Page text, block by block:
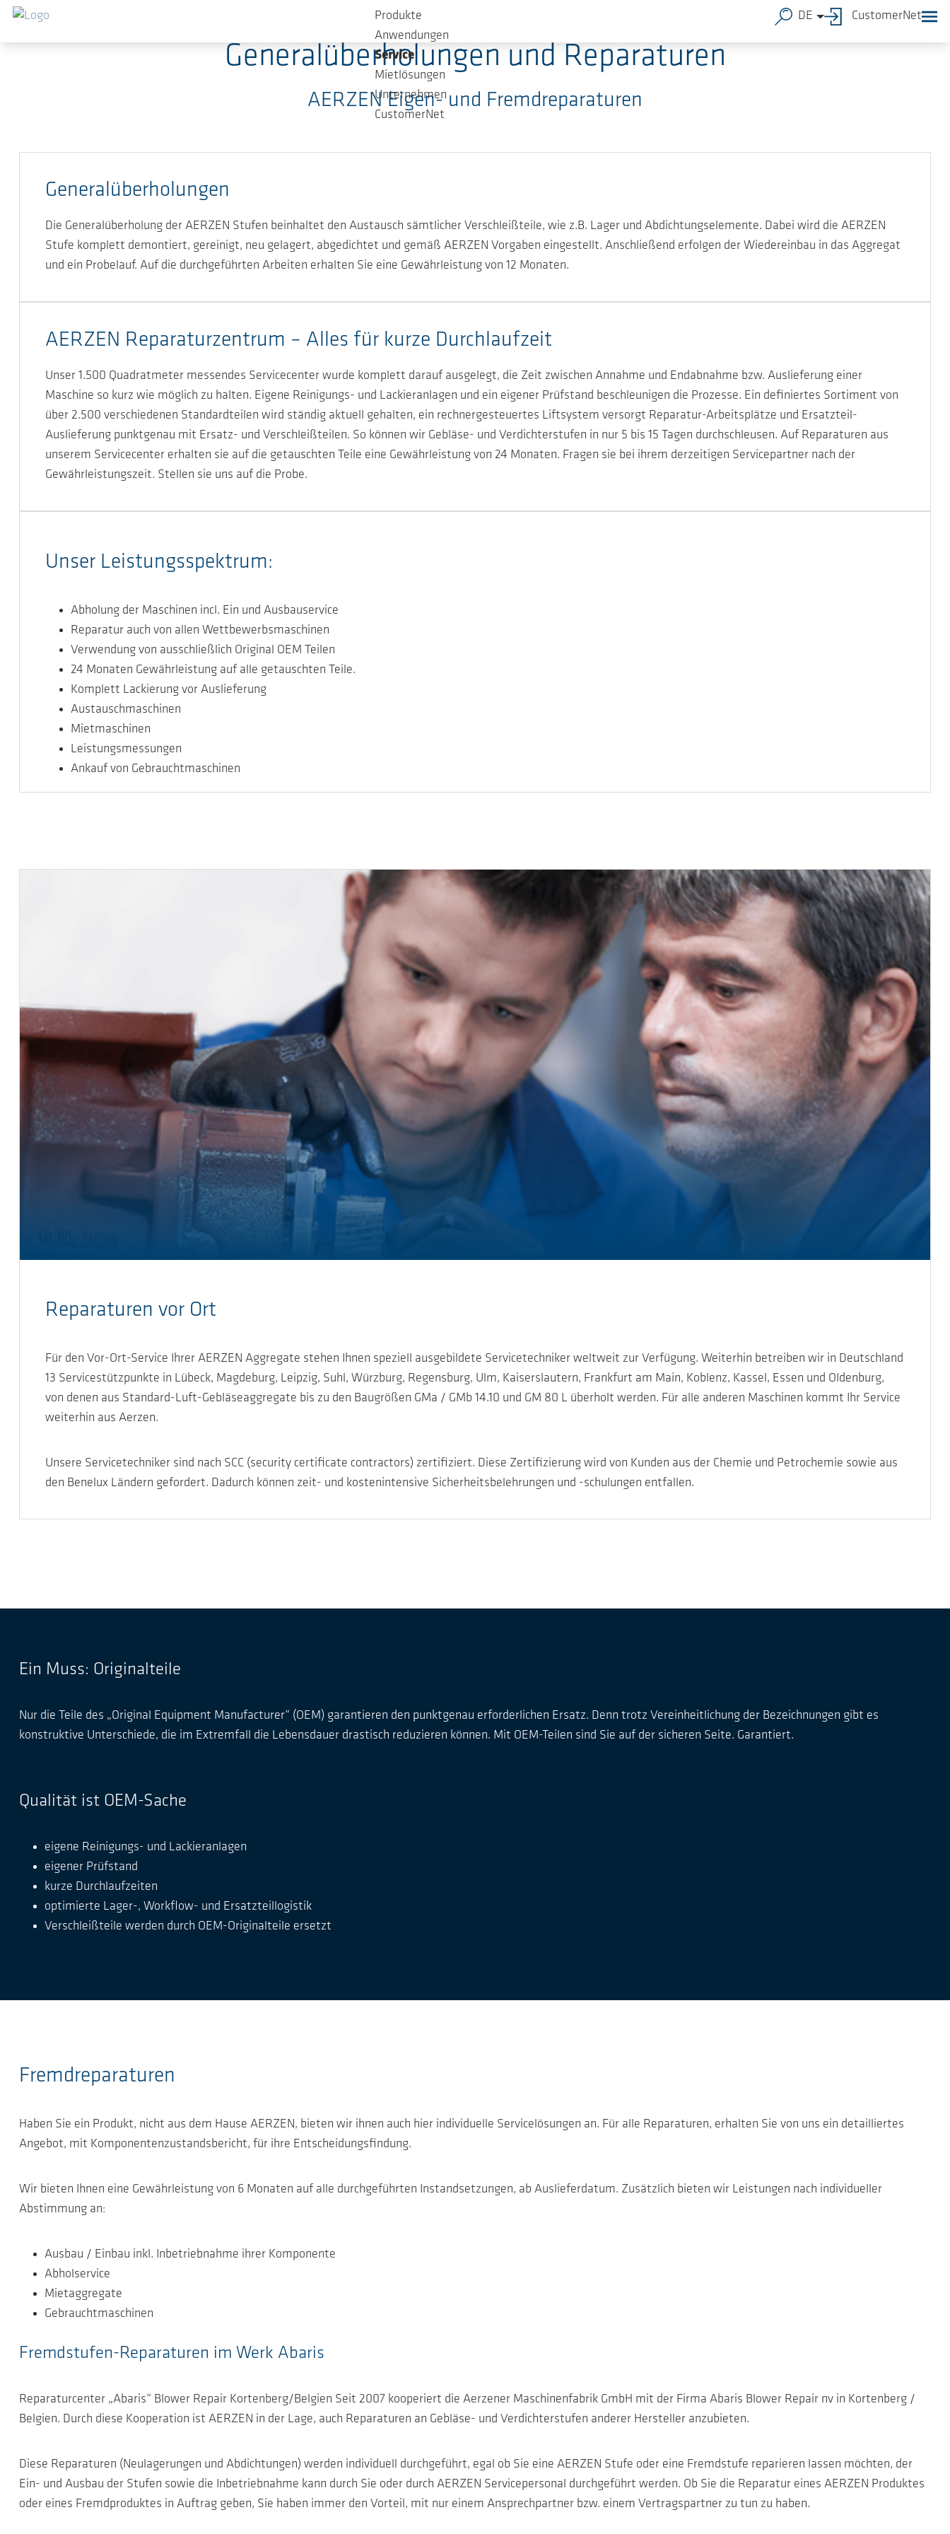
Zum Hauptinhalt springen
Produkte
Anwendungen
Service
Mietlösungen
Unternehmen
CustomerNet
DE CustomerNet
Generalüberholungen und Reparaturen
AERZEN Eigen- und Fremdreparaturen
Generalüberholungen
Die Generalüberholung der AERZEN Stufen beinhaltet den Austausch sämtlicher Verschleißteile, wie z.B. Lager und Abdichtungselemente. Dabei wird die AERZEN
Stufe komplett demontiert, gereinigt, neu gelagert, abgedichtet und gemäß AERZEN Vorgaben eingestellt. Anschließend erfolgen der Wiedereinbau in das Aggregat
und ein Probelauf. Auf die durchgeführten Arbeiten erhalten Sie eine Gewährleistung von 12 Monaten.
AERZEN Reparaturzentrum – Alles für kurze Durchlaufzeit
Unser 1.500 Quadratmeter messendes Servicecenter wurde komplett darauf ausgelegt, die Zeit zwischen Annahme und Endabnahme bzw. Auslieferung einer
Maschine so kurz wie möglich zu halten. Eigene Reinigungs- und Lackieranlagen und ein eigener Prüfstand beschleunigen die Prozesse. Ein definiertes Sortiment von
über 2.500 verschiedenen Standardteilen wird ständig aktuell gehalten, ein rechnergesteuertes Liftsystem versorgt Reparatur-Arbeitsplätze und Ersatzteil-
Auslieferung punktgenau mit Ersatz- und Verschleißteilen. So können wir Gebläse- und Verdichterstufen in nur 5 bis 15 Tagen durchschleusen. Auf Reparaturen aus
unserem Servicecenter erhalten sie auf die getauschten Teile eine Gewährleistung von 24 Monaten. Fragen sie bei ihrem derzeitigen Servicepartner nach der
Gewährleistungszeit. Stellen sie uns auf die Probe.
Unser Leistungsspektrum:
Abholung der Maschinen incl. Ein und Ausbauservice
Reparatur auch von allen Wettbewerbsmaschinen
Verwendung von ausschließlich Original OEM Teilen
24 Monaten Gewährleistung auf alle getauschten Teile.
Komplett Lackierung vor Auslieferung
Austauschmaschinen
Mietmaschinen
Leistungsmessungen
Ankauf von Gebrauchtmaschinen
Reparaturen vor Ort
Für den Vor-Ort-Service Ihrer AERZEN Aggregate stehen Ihnen speziell ausgebildete Servicetechniker weltweit zur Verfügung. Weiterhin betreiben wir in Deutschland
13 Servicestützpunkte in Lübeck, Magdeburg, Leipzig, Suhl, Würzburg, Regensburg, Ulm, Kaiserslautern, Frankfurt am Main, Koblenz, Kassel, Essen und Oldenburg,
von denen aus Standard-Luft-Gebläseaggregate bis zu den Baugrößen GMa / GMb 14.10 und GM 80 L überholt werden. Für alle anderen Maschinen kommt Ihr Service
weiterhin aus Aerzen.
Unsere Servicetechniker sind nach SCC (security certificate contractors) zertifiziert. Diese Zertifizierung wird von Kunden aus der Chemie und Petrochemie sowie aus
den Benelux Ländern gefordert. Dadurch können zeit- und kostenintensive Sicherheitsbelehrungen und -schulungen entfallen.
Ein Muss: Originalteile
Nur die Teile des „Original Equipment Manufacturer“ (OEM) garantieren den punktgenau erforderlichen Ersatz. Denn trotz Vereinheitlichung der Bezeichnungen gibt es
konstruktive Unterschiede, die im Extremfall die Lebensdauer drastisch reduzieren können. Mit OEM-Teilen sind Sie auf der sicheren Seite. Garantiert.
Qualität ist OEM-Sache
eigene Reinigungs- und Lackieranlagen
eigener Prüfstand
kurze Durchlaufzeiten
optimierte Lager-, Workflow- und Ersatzteillogistik
Verschleißteile werden durch OEM-Originalteile ersetzt
Fremdreparaturen
Haben Sie ein Produkt, nicht aus dem Hause AERZEN, bieten wir ihnen auch hier individuelle Servicelösungen an. Für alle Reparaturen, erhalten Sie von uns ein detailliertes
Angebot, mit Komponentenzustandsbericht, für ihre Entscheidungsfindung.
Wir bieten Ihnen eine Gewährleistung von 6 Monaten auf alle durchgeführten Instandsetzungen, ab Auslieferdatum. Zusätzlich bieten wir Leistungen nach individueller
Abstimmung an:
Ausbau / Einbau inkl. Inbetriebnahme ihrer Komponente
Abholservice
Mietaggregate
Gebrauchtmaschinen
Fremdstufen-Reparaturen im Werk Abaris
Reparaturcenter „Abaris“ Blower Repair Kortenberg/Belgien Seit 2007 kooperiert die Aerzener Maschinenfabrik GmbH mit der Firma Abaris Blower Repair nv in Kortenberg /
Belgien. Durch diese Kooperation ist AERZEN in der Lage, auch Reparaturen an Gebläse- und Verdichterstufen anderer Hersteller anzubieten.
Diese Reparaturen (Neulagerungen und Abdichtungen) werden individuell durchgeführt, egal ob Sie eine AERZEN Stufe oder eine Fremdstufe reparieren lassen möchten, der
Ein- und Ausbau der Stufen sowie die Inbetriebnahme kann durch Sie oder durch AERZEN Servicepersonal durchgeführt werden. Ob Sie die Reparatur eines AERZEN Produktes
oder eines Fremdproduktes in Auftrag geben, Sie haben immer den Vorteil, mit nur einem Ansprechpartner bzw. einem Vertragspartner zu tun zu haben.